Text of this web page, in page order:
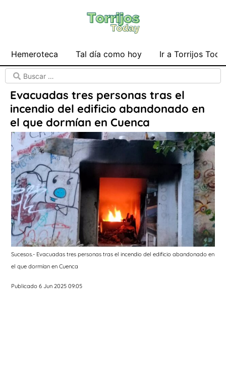
Hemeroteca Tal día como hoy Ir a Torrijos
Evacuadas tres personas tras el
incendio del edificio abandonado en
el que dormían en Cuenca
Sucesos.- Evacuadas tres personas tras el incendio del edificio abandonado en
el que dormían en Cuenca
Publicado 6 Jun 2025 09:05